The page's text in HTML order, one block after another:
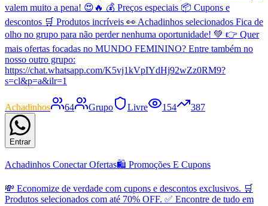
valem muito a pena! 😍🔥 💰 Preços especiais 📦 Cupons e
descontos 🛒 Produtos incríveis 👀 Achadinhos selecionados Fica de
olho no grupo para não perder nenhuma oportunidade! 💚 👉 Quer
mais ofertas focadas no MUNDO FEMININO? Entre também no
nosso outro grupo:
https://chat.whatsapp.com/K5vj1kVpIYdHj92wZz0RM9?
s=cl&p=a&ilr=1
Achadinhos 64 Grupo Livre 154 387
Entrar
Achadinhos Conectar Ofertas🛍 Promoções E Cupons
💸 Economize de verdade com cupons e descontos exclusivos. 🛒
Produtos selecionados com até 70% OFF. ✅ Encontre de tudo em